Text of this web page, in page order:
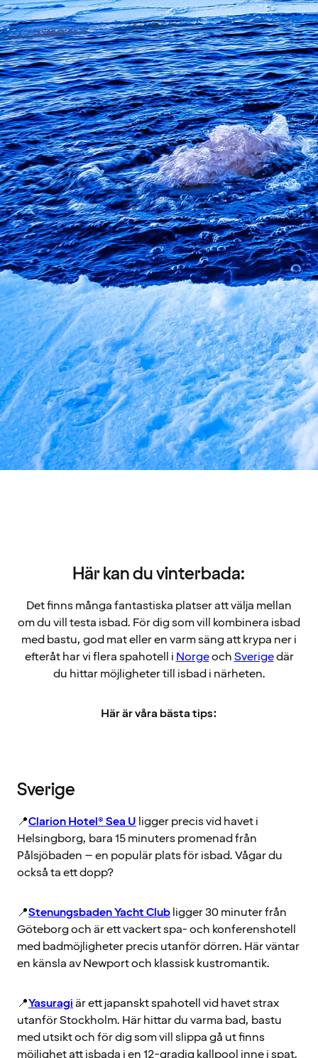
Här kan du vinterbada:
Det finns många fantastiska platser att välja mellan
om du vill testa isbad. För dig som vill kombinera isbad
med bastu, god mat eller en varm säng att krypa ner i
efteråt har vi flera spahotell i NorgeochSverigedär
du hittar möjligheter till isbad i närheten.
Här är våra bästa tips:
Sverige
📍Clarion Hotel® Sea U ligger precis vid havet i
Helsingborg, bara 15 minuters promenad från
Pålsjöbaden – en populär plats för isbad. Vågar du
också ta ett dopp?
📍Stenungsbaden Yacht Clubligger 30 minuter från
Göteborg och är ett vackert spa- och konferenshotell
med badmöjligheter precis utanför dörren. Här väntar
en känsla av Newport och klassisk kustromantik.
📍Yasuragiär ett japanskt spahotell vid havet strax
utanför Stockholm. Här hittar du varma bad, bastu
med utsikt och för dig som vill slippa gå ut finns
möjlighet att isbada i en 12-gradig kallpool inne i spat.